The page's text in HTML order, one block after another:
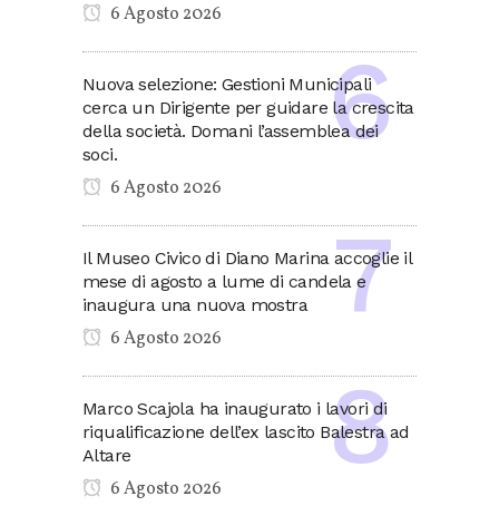
6 Agosto 2026
Nuova selezione: Gestioni Municipali
cerca un Dirigente per guidare la crescita
della società. Domani l’assemblea dei
soci.
6 Agosto 2026
Il Museo Civico di Diano Marina accoglie il
mese di agosto a lume di candela e
inaugura una nuova mostra
6 Agosto 2026
Marco Scajola ha inaugurato i lavori di
riqualificazione dell’ex lascito Balestra ad
Altare
6 Agosto 2026